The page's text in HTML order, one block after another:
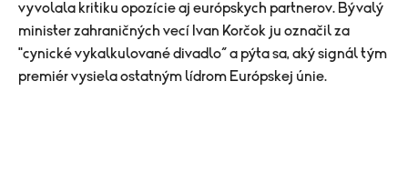
vyvolala kritiku opozície aj európskych partnerov. Bývalý
minister zahraničných vecí Ivan Korčok ju označil za
"cynické vykalkulované divadlo“ a pýta sa, aký signál tým
premiér vysiela ostatným lídrom Európskej únie.